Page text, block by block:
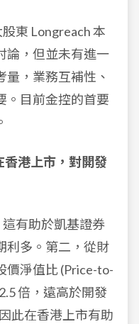
東 Longreach 本
論，但並未有進一
量，業務互補性、
。目前金控的首要
香港上市，對開發
這有助於凱基證券
利多。第二，從財
價淨值比 (Price-to-
倍，遠高於開發
此在香港上市有助